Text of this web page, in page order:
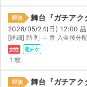
即決 舞台『ガチアク
2026/05/24(日) 12:00 品
[詳細] 階 列 ～ 番 入金後分配
女性 電チケ
1 枚
即決 舞台『ガチアク